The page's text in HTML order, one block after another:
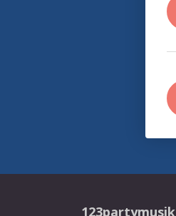
123partymusik